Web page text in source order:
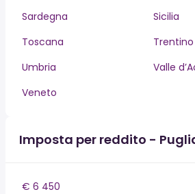
Sardegna
Sicilia
Toscana
Trentino
Umbria
Valle
Veneto
Imposta per reddito -
€ 6 450